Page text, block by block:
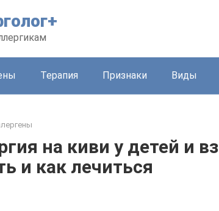
Терапия Признаки Виды
на киви у детей и
и как лечиться